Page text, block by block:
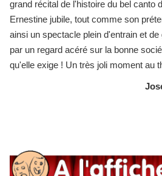
grand récital de l'histoire du bel canto
Ernestine jubile, tout comme son
ainsi un spectacle plein d'entrain et
par un regard acéré sur la bonne
qu'elle exige ! Un très joli moment au